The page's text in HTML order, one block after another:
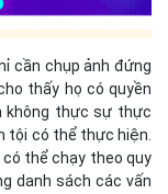
cần chụp ảnh đứng
thấy họ có quyền
không thực sự thực
tội có thể thực hiện.
thể chạy theo quy
danh sách các vấn